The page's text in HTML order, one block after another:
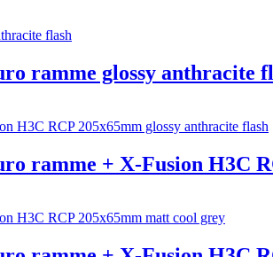
ramme glossy anthracite
ramme + X-Fusion H3C